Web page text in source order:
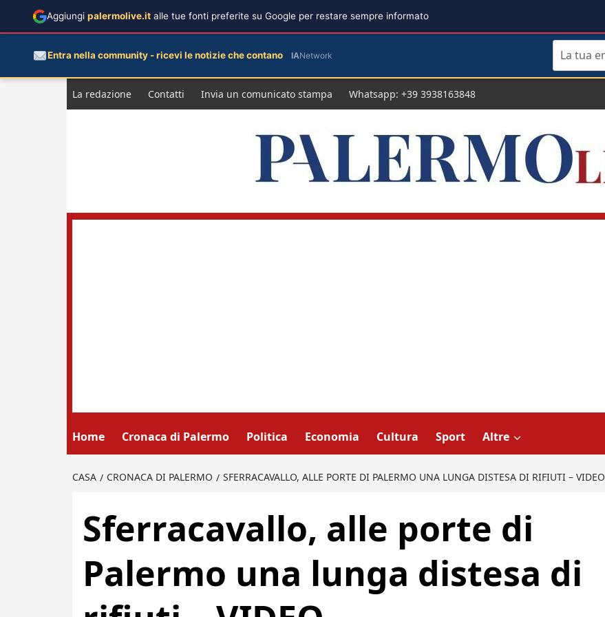
La redazione Contatti Invia un comunicato stampa Whatsapp: +39 3938163848
Home Cronaca di Palermo Politica Economia Cultura Sport Altre
CASA CRONACA DI PALERMO SFERRACAVALLO, ALLE PORTE DI PALERMO UNA LUNGA DISTESA DI RIFIUTI – VIDEO
Sferracavallo, alle porte di
Palermo una lunga distesa di
Aggiungi palermolive.it alle tue fonti preferite su Google per restare sempre informato
Entra nella community - ricevi le notizie che contano IANetwork